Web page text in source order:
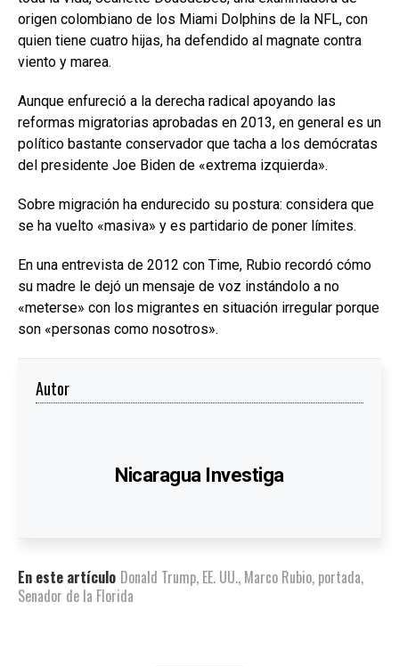
origen colombiano de los Miami Dolphins de la NFL, con
quien tiene cuatro hijas, ha defendido al magnate contra
viento y marea.
Aunque enfureció a la derecha radical apoyando las
reformas migratorias aprobadas en 2013, en general es un
político bastante conservador que tacha a los demócratas
del presidente Joe Biden de «extrema izquierda».
Sobre migración ha endurecido su postura: considera que
se ha vuelto «masiva» y es partidario de poner límites.
En una entrevista de 2012 con Time, Rubio recordó cómo
su madre le dejó un mensaje de voz instándolo a no
«meterse» con los migrantes en situación irregular porque
son «personas como nosotros».
Autor
Nicaragua Investiga
En este artículo Donald Trump, EE. UU., Marco Rubio, portada,
Senador de la Florida